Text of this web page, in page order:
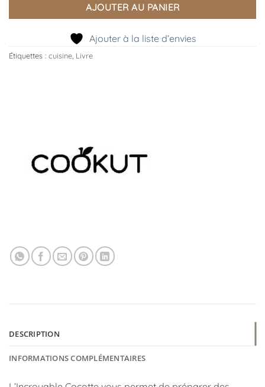
AJOUTER AU PANIER
Ajouter à la liste d’envies
Étiquettes : cuisine Livre
DESCRIPTION
INFORMATIONS COMPLÉMENTAIRES